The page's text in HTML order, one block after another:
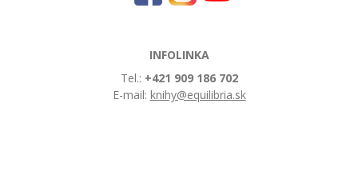
INFOLINKA
Tel.: +421 909 186 702
E-mail: knihy@equilibria.sk